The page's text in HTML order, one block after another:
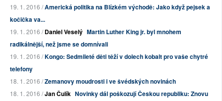
19. 1. 2016 /Americká politika na Blízkém východě: Jako když pejsek a
kočička va...
19. 1. 2016 /Daniel Veselý Martin Luther King jr. byl mnohem
radikálnější, než jsme se domnívali
19. 1. 2016 /Kongo: Sedmileté děti těží v dolech kobalt pro vaše chytré
telefony
18. 1. 2016 /Zemanovy moudrosti i ve švédských novinách
18. 1. 2016 /Jan Čulík Novinky dál poškozují Českou republiku: Znovu